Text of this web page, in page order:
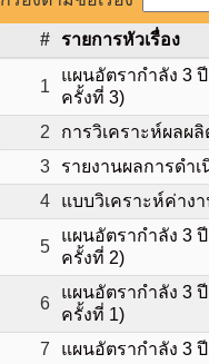
# รายการหัวเรื่อง
1
แผนอัตรากำลัง 3
ครั้งที่ 3)
2
การวิเคราะห์ผลผ
3
รายงานผลการดำ
4
แบบวิเคราะห์ค่าง
5
แผนอัตรากำลัง 3
ครั้งที่ 2)
6
แผนอัตรากำลัง 3
ครั้งที่ 1)
7
แผนอัตรากำลัง 3